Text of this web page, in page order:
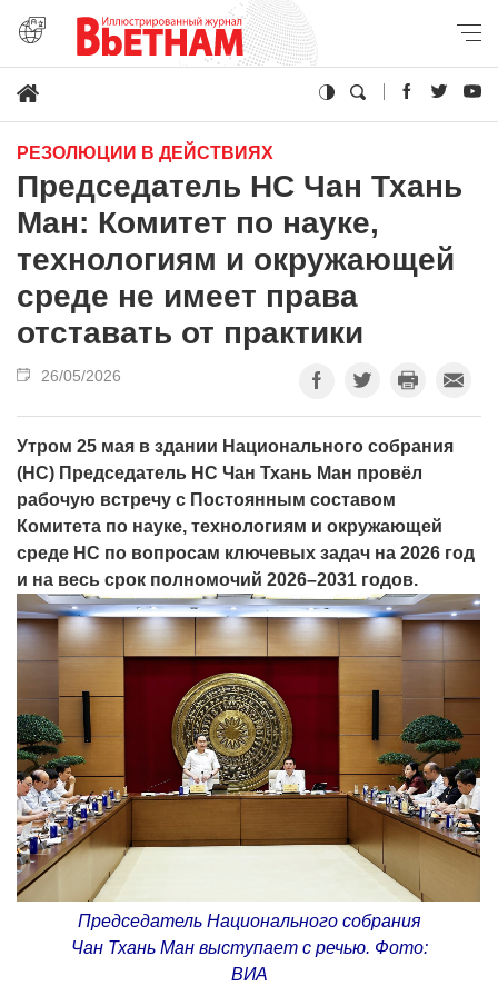
РЕЗОЛЮЦИИ В ДЕЙСТВИЯХ
Председатель НС Чан Тхань
Ман: Комитет по науке,
технологиям и окружающей
среде не имеет права
отставать от практики
26/05/2026
Утром 25 мая в здании Национального собрания
(НС) Председатель НС Чан Тхань Ман провёл
рабочую встречу с Постоянным составом
Комитета по науке, технологиям и окружающей
среде НС по вопросам ключевых задач на 2026 год
и на весь срок полномочий 2026–2031 годов.
Председатель Национального собрания
Чан Тхань Ман выступает с речью. Фото:
ВИА